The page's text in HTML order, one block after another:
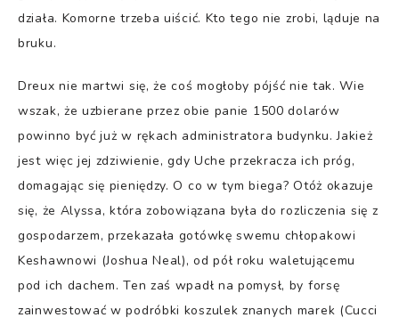
działa. Komorne trzeba uiścić. Kto tego nie zrobi, ląduje na
bruku.
Dreux nie martwi się, że coś mogłoby pójść nie tak. Wie
wszak, że uzbierane przez obie panie 1500 dolarów
powinno być już w rękach administratora budynku. Jakież
jest więc jej zdziwienie, gdy Uche przekracza ich próg,
domagając się pieniędzy. O co w tym biega? Otóż okazuje
się, że Alyssa, która zobowiązana była do rozliczenia się z
gospodarzem, przekazała gotówkę swemu chłopakowi
Keshawnowi (Joshua Neal), od pół roku waletującemu
pod ich dachem. Ten zaś wpadł na pomysł, by forsę
zainwestować w podróbki koszulek znanych marek (Cucci